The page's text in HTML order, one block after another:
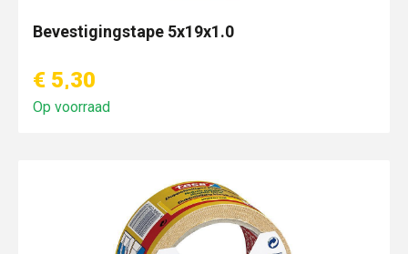
Bevestigingstape 5x19x1.0
€ 5,30
Op voorraad